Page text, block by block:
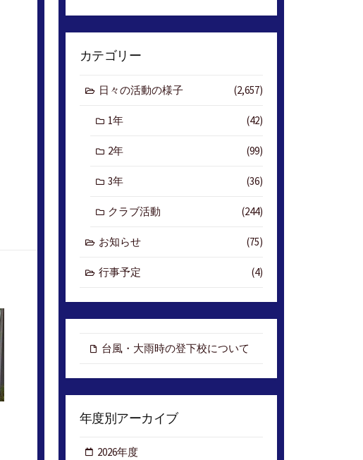
カテゴリー
日々の活動の様子 (2,657)
1年 (42)
2年 (99)
3年 (36)
クラブ活動 (244)
お知らせ (75)
行事予定 (4)
台風・大雨時の登下校について
年度別アーカイブ
2026年度